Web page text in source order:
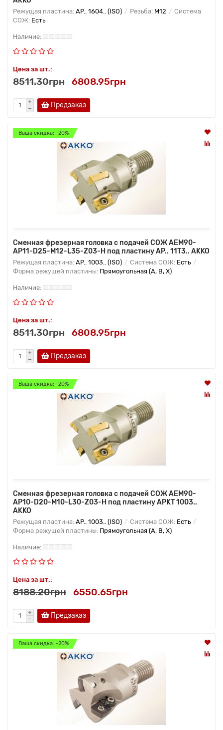
Режущая пластина: AP.. 1604.. (ISO) Резьба: M12
Система
СОЖ: Есть
Цена за шт.:
8511.30грн 6808.95грн
Предзаказ
Ваша скидка: -20%
Сменная фрезерная головка с подачей СОЖ AEM90-
AP11-D25-M12-L35-Z03-H под пластину AP.. 11T3.. AKKO
Режущая пластина: AP.. 1003.. (ISO) Система СОЖ: Есть
Форма режущей пластины: Прямоугольная (A, B, X)
Цена за шт.:
8511.30грн 6808.95грн
Предзаказ
Ваша скидка: -20%
Сменная фрезерная головка с подачей СОЖ AEM90-
AP10-D20-M10-L30-Z03-H под пластину APKT 1003..
AKKO
Режущая пластина: AP.. 1003.. (ISO) Система СОЖ: Есть
Форма режущей пластины: Прямоугольная (A, B, X)
Цена за шт.:
8188.20грн 6550.65грн
Предзаказ
Ваша скидка: -20%